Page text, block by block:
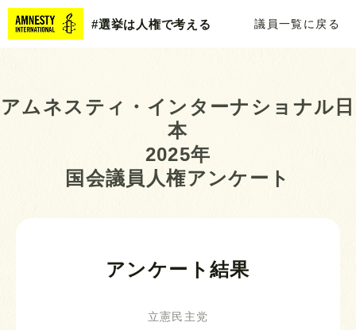
#選挙は人権で考える 議員一覧に戻る
アムネスティ・インターナショナル日
本
2025年
国会議員人権アンケート
アンケート結果
立憲民主党